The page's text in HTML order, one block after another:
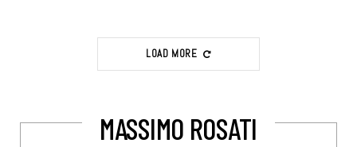
LOAD MORE
MASSIMO ROSATI